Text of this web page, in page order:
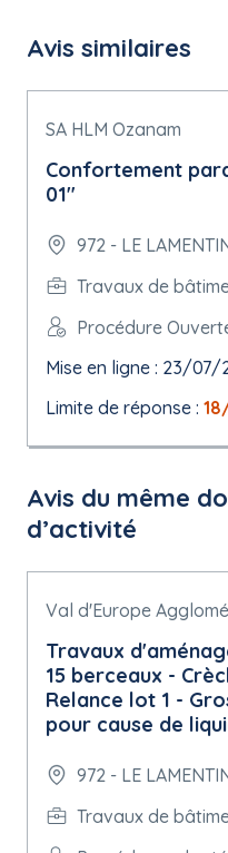
Avis similaires
SA HLM Ozanam
Confortement
01"
972 - LE
Travaux de
Procédure
Mise en ligne : 23/07/
Limite de réponse :
Avis du même
d’activité
Val d'Europe
Travaux
15 berceaux -
Relance lot 1 -
pour cause de
972 - LE
Travaux de